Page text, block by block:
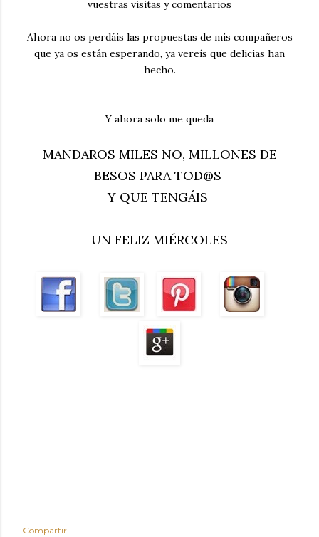
vuestras visitas y comentarios
Ahora no os perdáis las propuestas de mis compañeros
que ya os están esperando, ya vereís que delicias han
hecho.
Y ahora solo me queda
MANDAROS MILES NO, MILLONES DE
BESOS PARA TOD@S
Y QUE TENGÁIS
UN FELIZ MIÉRCOLES
Compartir